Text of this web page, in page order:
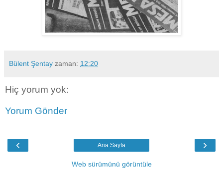
Bülent Şentay zaman: 12:20
Hiç yorum yok:
Yorum Gönder
‹ ›
Ana Sayfa
Web sürümünü görüntüle